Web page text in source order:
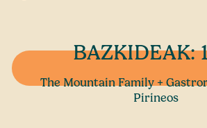
BAZKIDEAK:
The Mountain Family +
Pirineos